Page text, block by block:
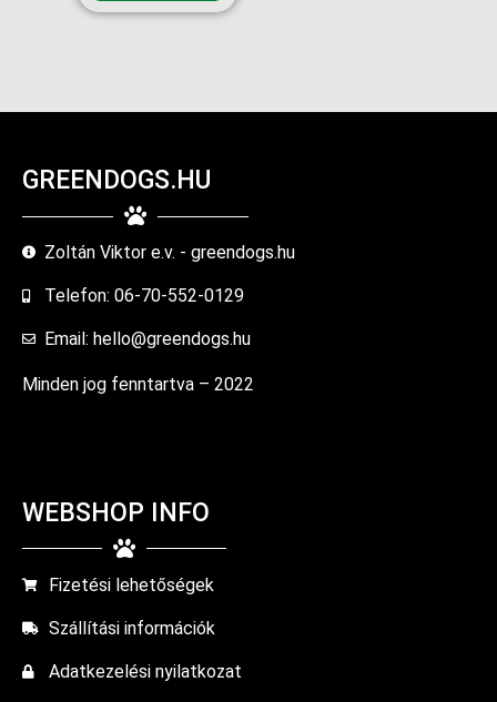
GREENDOGS.HU
Zoltán Viktor e.v. - greendogs.hu
Telefon: 06-70-552-0129
Email: hello@greendogs.hu
Minden jog fenntartva – 2022
WEBSHOP INFO
Fizetési lehetőségek
Szállítási információk
Adatkezelési nyilatkozat